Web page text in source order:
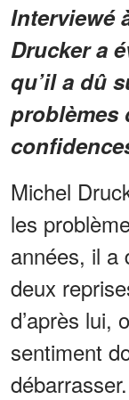
Interviewé
Drucker a
qu’il a dû
problèmes
Michel
les
années, il
deux
d’après lui,
sentiment
débarrasser.